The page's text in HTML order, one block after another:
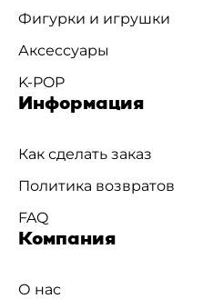
Фигурки и игрушки
Аксессуары
K-POP
Информация
Как сделать заказ
Политика возвратов
FAQ
Компания
О нас